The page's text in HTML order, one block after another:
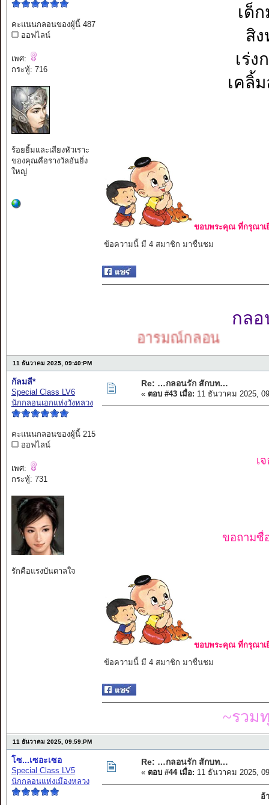
คะแนนกลอนของผู้นี้ 487
ออฟไลน์
เพศ:
กระทู้: 716
ร้อยยิ้มและเสียงหัวเราะ
ของคุณคือรางวัลอันยิ่ง
ใหญ่
เด็
สิ
เร่ง
เคลิ้
ขอบพระคุณ ที่กรุณาเ
ข้อความนี้ มี 4 สมาชิก มาชื่นชม
กลอ
อารมณ์กลอน
11 ธันวาคม 2025, 09:40:PM
กัลมลี*
Special Class LV6
นักกลอนเอกแห่งวังหลวง
คะแนนกลอนของผู้นี้ 215
ออฟไลน์
เพศ:
กระทู้: 731
รักคือแรงบันดาลใจ
Re: …กลอนรัก สักบท…
« ตอบ #43 เมื่อ: 11 ธันวาคม 2025,
เ
ขอถามซื่
ขอบพระคุณ ที่กรุณาเ
ข้อความนี้ มี 4 สมาชิก มาชื่นชม
~รวม
11 ธันวาคม 2025, 09:59:PM
โซ...เซอะเซอ
Special Class LV5
นักกลอนแห่งเมืองหลวง
Re: …กลอนรัก สักบท…
« ตอบ #44 เมื่อ: 11 ธันวาคม 2025,
อ้